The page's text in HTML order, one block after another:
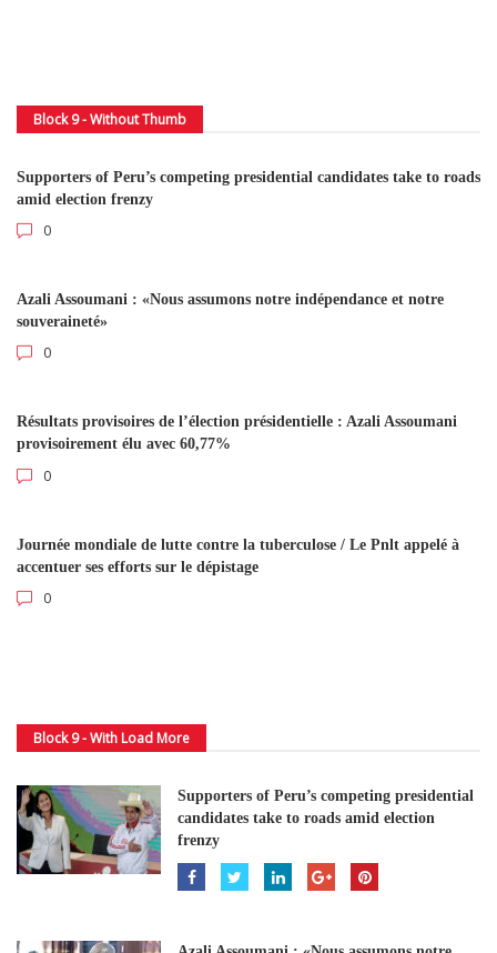
Block 9 - Without Thumb
Supporters of Peru’s competing presidential candidates take to roads
amid election frenzy
0
Azali Assoumani : «Nous assumons notre indépendance et notre
souveraineté»
0
Résultats provisoires de l’élection présidentielle : Azali Assoumani
provisoirement élu avec 60,77%
0
Journée mondiale de lutte contre la tuberculose / Le Pnlt appelé à
accentuer ses efforts sur le dépistage
0
Block 9 - With Load More
Supporters of Peru’s competing presidential
candidates take to roads amid election
frenzy